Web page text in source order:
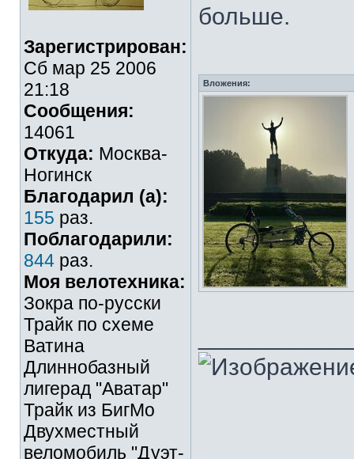
Зарегистрирован:
Сб мар 25 2006
21:18
Сообщения:
14061
Откуда: Москва-
Ногинск
Благодарил (а):
155 раз.
Поблагодарили:
844 раз.
Моя велотехника:
Зокра по-русски
Трайк по схеме
Ватина
Длиннобазный
лигерад "Аватар"
Трайк из БигМо
Двухместный
веломобиль "Дуэт-
больше.
Вложения: